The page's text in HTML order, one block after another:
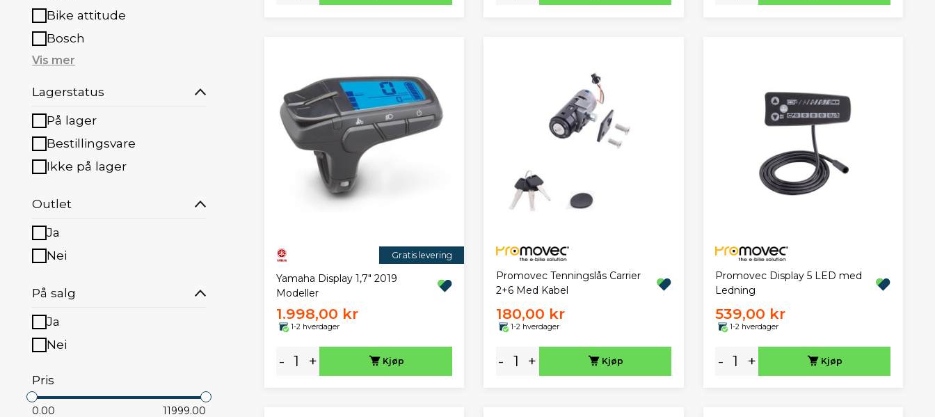
Bike attitude
Bosch
Vis mer
Lagerstatus
På lager
Bestillingsvare
Ikke på lager
Outlet
Ja
Nei
På salg
Ja
Nei
Pris
0.00 11999.00
Gratis levering
Yamaha Display 1,7" 2019
Modeller
1.998,00 kr
1-2 hverdager
- + Kjøp
Promovec Tenningslås Carrier
2+6 Med Kabel
180,00 kr
1-2 hverdager
- + Kjøp
Promovec Display 5 LED med
Ledning
539,00 kr
1-2 hverdager
- + Kjøp